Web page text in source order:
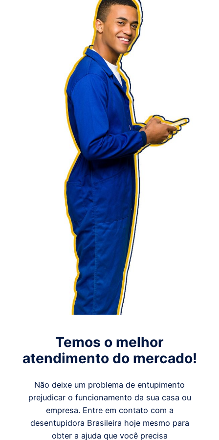
Temos o melhor
atendimento do mercado!
Não deixe um problema de entupimento
prejudicar o funcionamento da sua casa ou
empresa. Entre em contato com a
desentupidora Brasileira hoje mesmo para
obter a ajuda que você precisa